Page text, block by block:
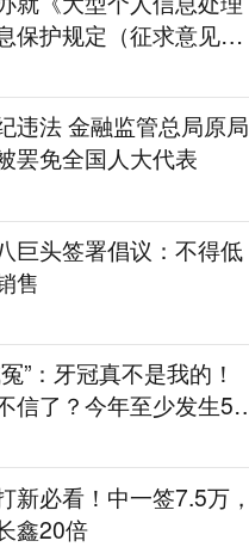
保护规定（征求意见
征求意见
违法 金融监管总局原局
罢免全国人大代表
巨头签署倡议：不得低
售
”：牙冠真不是我的！
信了？今年至少发生5
新必看！中一签7.5万，
鑫20倍